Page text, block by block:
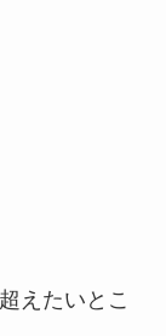
えたいとこ